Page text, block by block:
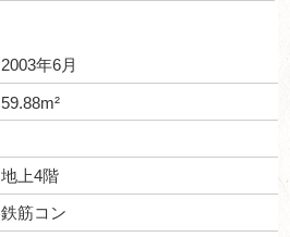
2003年6月
59.88m²
地上4階
鉄筋コン